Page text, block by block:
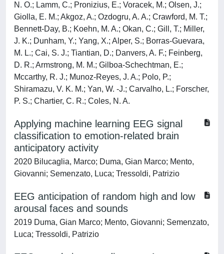
N. O.; Lamm, C.; Pronizius, E.; Voracek, M.; Olsen, J.;
Giolla, E. M.; Akgoz, A.; Ozdogru, A. A.; Crawford, M. T.;
Bennett-Day, B.; Koehn, M. A.; Okan, C.; Gill, T.; Miller,
J. K.; Dunham, Y.; Yang, X.; Alper, S.; Borras-Guevara,
M. L.; Cai, S. J.; Tiantian, D.; Danvers, A. F.; Feinberg,
D. R.; Armstrong, M. M.; Gilboa-Schechtman, E.;
Mccarthy, R. J.; Munoz-Reyes, J. A.; Polo, P.;
Shiramazu, V. K. M.; Yan, W. -J.; Carvalho, L.; Forscher,
P. S.; Chartier, C. R.; Coles, N. A.
Applying machine learning EEG signal
classification to emotion‑related brain
anticipatory activity
2020 Bilucaglia, Marco; Duma, Gian Marco; Mento,
Giovanni; Semenzato, Luca; Tressoldi, Patrizio
EEG anticipation of random high and low
arousal faces and sounds
2019 Duma, Gian Marco; Mento, Giovanni; Semenzato,
Luca; Tressoldi, Patrizio